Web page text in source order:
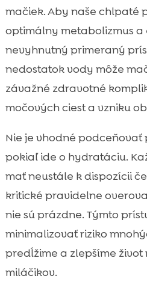
mačiek. Aby naše chlpaté
optimálny metabolizmus a
nevyhnutný primeraný
nedostatok vody môže
závažné zdravotné
močových ciest a vzniku
Nie je vhodné
pokiaľ ide o hydratáciu.
mať neustále k dispozícii
kritické pravidelne
nie sú prázdne. Týmto
minimalizovať riziko
predĺžime a zlepšíme
miláčikov.